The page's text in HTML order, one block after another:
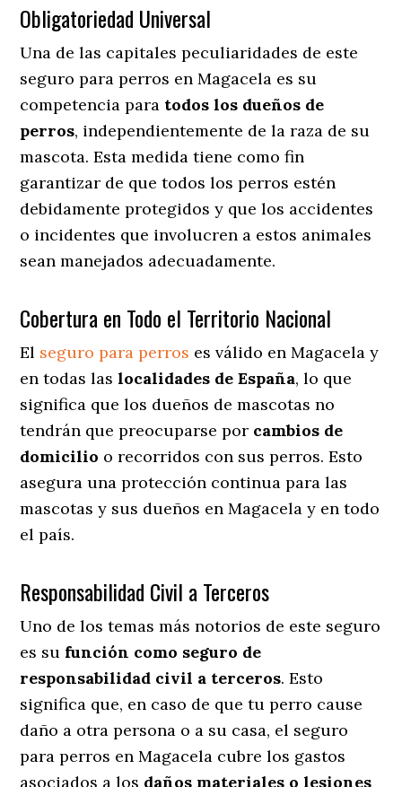
Obligatoriedad Universal
Una de las capitales peculiaridades de este
seguro para perros en Magacela es su
competencia para todos los dueños de
perros, independientemente de la raza de su
mascota. Esta medida tiene como fin
garantizar de que todos los perros estén
debidamente protegidos y que los accidentes
o incidentes que involucren a estos animales
sean manejados adecuadamente.
Cobertura en Todo el Territorio Nacional
El seguro para perros es válido en Magacela y
en todas laslocalidades de España, lo que
significa que los dueños de mascotas no
tendrán que preocuparse por cambios de
domicilio o recorridos con sus perros. Esto
asegura una protección continua para las
mascotas y sus dueños en Magacela y en todo
el país.
Responsabilidad Civil a Terceros
Uno de los temas más notorios de este seguro
es su función como seguro de
responsabilidad civil a terceros. Esto
significa que, en caso de que tu perro cause
daño a otra persona o a su casa, el seguro
para perros en Magacela cubre los gastos
asociados a los daños materiales o lesiones